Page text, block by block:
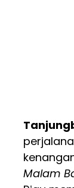
Malam